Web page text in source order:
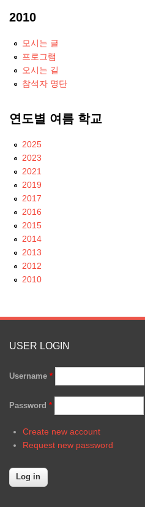
2010
모시는 글
프로그램
오시는 길
참석자 명단
연도별 여름 학교
2025
2023
2021
2019
2017
2016
2015
2014
2013
2012
2010
USER LOGIN
Username *
Password *
Create new account
Request new password